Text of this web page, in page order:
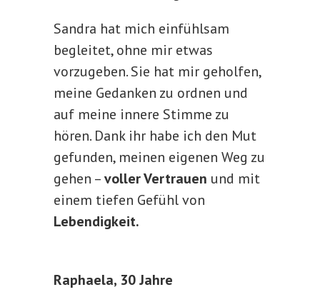
Sandra hat mich einfühlsam
begleitet, ohne mir etwas
vorzugeben. Sie hat mir geholfen,
meine Gedanken zu ordnen und
auf meine innere Stimme zu
hören. Dank ihr habe ich den Mut
gefunden, meinen eigenen Weg zu
gehen –voller Vertrauen und mit
einem tiefen Gefühl von
Lebendigkeit.
Raphaela, 30 Jahre